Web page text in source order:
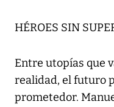
HÉROES SIN
Entre utopías que
realidad, el futuro
prometedor.